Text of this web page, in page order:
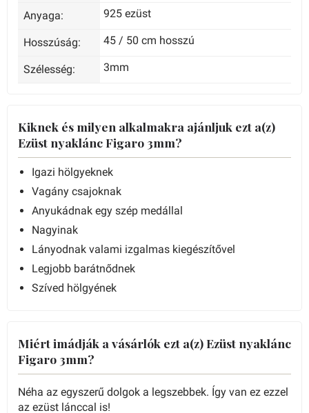
Anyaga: 925 ezüst
Hosszúság: 45 / 50 cm hosszú
Szélesség: 3mm
Kiknek és milyen alkalmakra ajánljuk ezt a(z)
Ezüst nyaklánc Figaro 3mm?
Igazi hölgyeknek
Vagány csajoknak
Anyukádnak egy szép medállal
Nagyinak
Lányodnak valami izgalmas kiegészítővel
Legjobb barátnődnek
Szíved hölgyének
Miért imádják a vásárlók ezt a(z) Ezüst nyaklánc
Figaro 3mm?
Néha az egyszerű dolgok a legszebbek. Így van ez ezzel
az ezüst lánccal is!